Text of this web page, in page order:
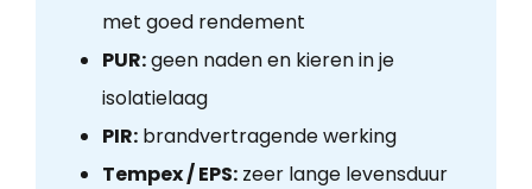
met goed rendement
PUR:geen naden en kieren in je
isolatielaag
PIR:brandvertragende werking
Tempex / EPS:zeer lange levensduur